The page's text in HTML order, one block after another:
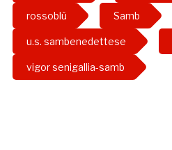
rossoblù Samb
u.s. sambenedettese
vigor senigallia-samb